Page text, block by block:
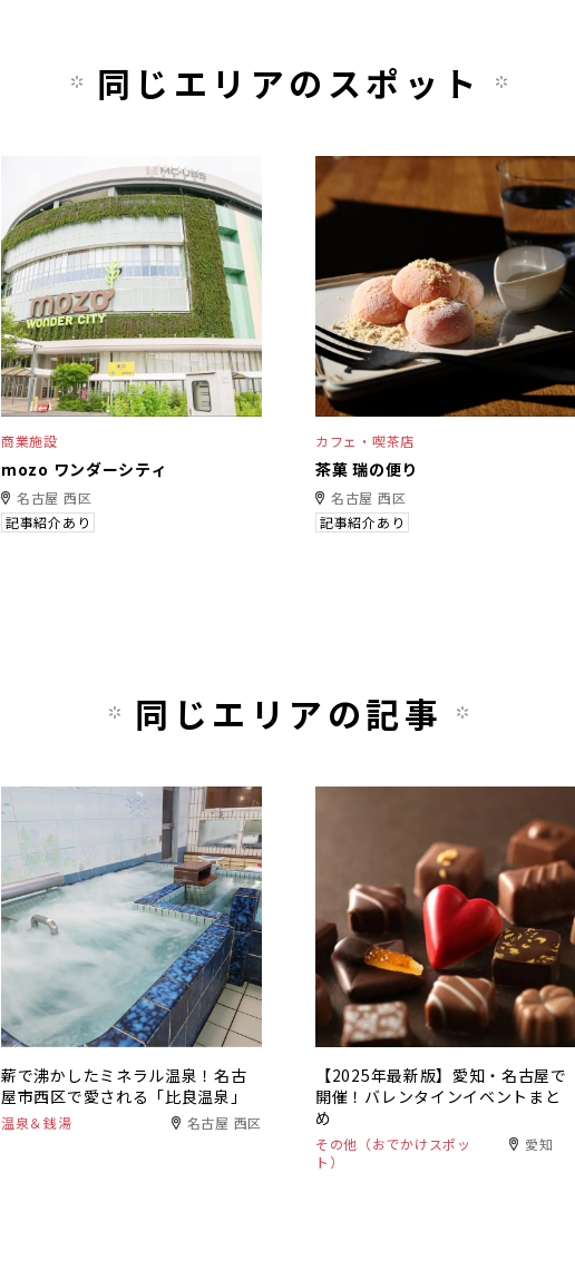
同じエリアのスポット
商業施設
mozo ワンダーシティ
名古屋 西区
記事紹介あり
カフェ・喫茶店
茶菓 瑞の便り
名古屋 西区
記事紹介あり
同じエリアの記事
薪で沸かしたミネラル温泉！名古
屋市西区で愛される「比良温泉」
温泉＆銭湯 名古屋 西区
【2025年最新版】愛知・名古屋で
開催！バレンタインイベントまと
め
その他（おでかけスポッ
ト）
愛知